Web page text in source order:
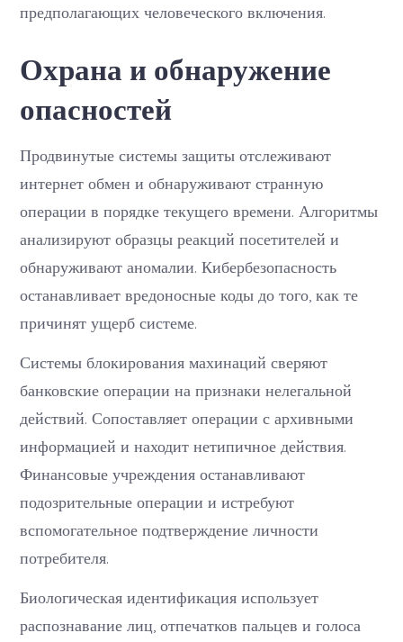
предполагающих человеческого включения.
Охрана и обнаружение
опасностей
Продвинутые системы защиты отслеживают
интернет обмен и обнаруживают странную
операции в порядке текущего времени. Алгоритмы
анализируют образцы реакций посетителей и
обнаруживают аномалии. Кибербезопасность
останавливает вредоносные коды до того, как те
причинят ущерб системе.
Системы блокирования махинаций сверяют
банковские операции на признаки нелегальной
действий. Сопоставляет операции с архивными
информацией и находит нетипичное действия.
Финансовые учреждения останавливают
подозрительные операции и истребуют
вспомогательное подтверждение личности
потребителя.
Биологическая идентификация использует
распознавание лиц, отпечатков пальцев и голоса